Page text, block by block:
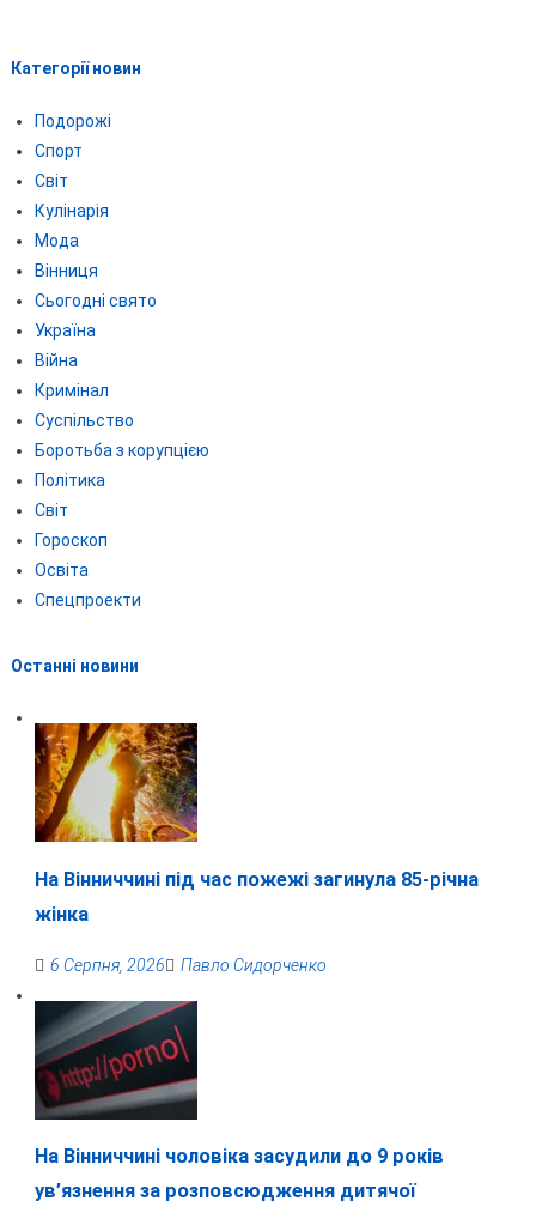
Категорії новин
Подорожі
Спорт
Світ
Кулінарія
Мода
Вінниця
Сьогодні свято
Україна
Війна
Кримінал
Суспільство
Боротьба з корупцією
Політика
Світ
Гороскоп
Освіта
Спецпроекти
Останні новини
На Вінниччині під час пожежі загинула 85-річна
жінка
6 Серпня, 2026 Павло Сидорченко
На Вінниччині чоловіка засудили до 9 років
ув’язнення за розповсюдження дитячої